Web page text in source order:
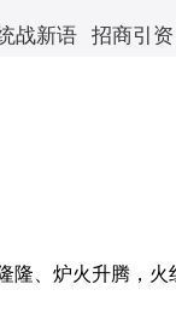
战新语 招商引资
、炉火升腾，火